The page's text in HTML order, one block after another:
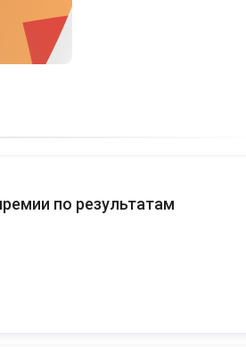
по результатам